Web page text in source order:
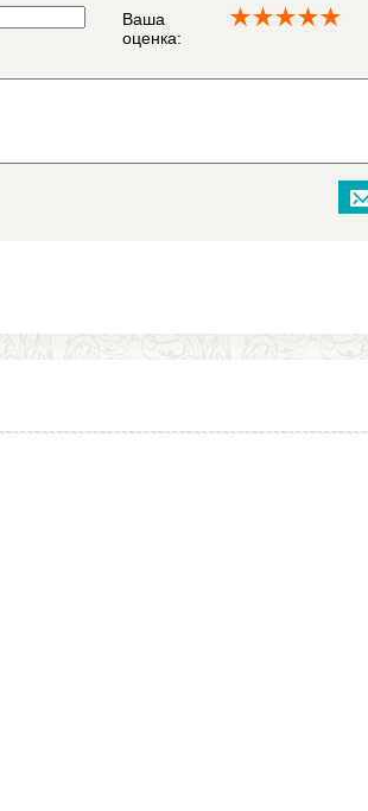
Ваша
оценка: